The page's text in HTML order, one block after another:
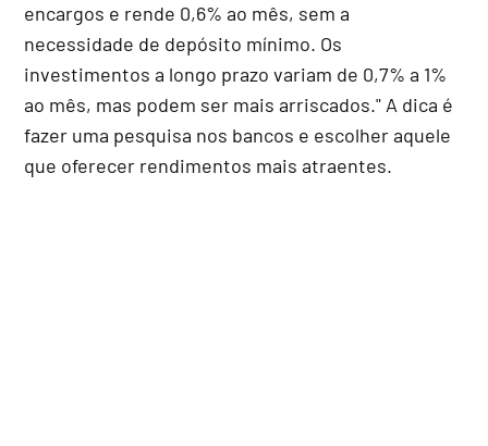
encargos e rende 0,6% ao mês, sem a
necessidade de depósito mínimo. Os
investimentos a longo prazo variam de 0,7% a 1%
ao mês, mas podem ser mais arriscados." A dica é
fazer uma pesquisa nos bancos e escolher aquele
que oferecer rendimentos mais atraentes.